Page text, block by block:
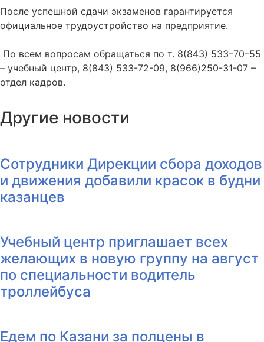
После успешной сдачи экзаменов гарантируется
официальное трудоустройство на предприятие.
По всем вопросам обращаться по т. 8(843) 533–70–55
– учебный центр, 8(843) 533-72-09, 8(966)250-31-07 –
отдел кадров.
Другие новости
Сотрудники Дирекции сбора доходов
и движения добавили красок в будни
казанцев
Учебный центр приглашает всех
желающих в новую группу на август
по специальности водитель
троллейбуса
Едем по Казани за полцены в